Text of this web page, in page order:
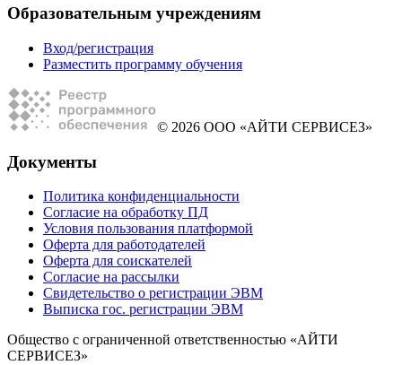
Образовательным учреждениям
Вход/регистрация
Разместить программу обучения
© 2026 ООО «АЙТИ СЕРВИСЕЗ»
Документы
Политика конфиденциальности
Согласие на обработку ПД
Условия пользования платформой
Оферта для работодателей
Оферта для соискателей
Согласие на рассылки
Свидетельство о регистрации ЭВМ
Выписка гос. регистрации ЭВМ
Общество с ограниченной ответственностью «АЙТИ
СЕРВИСЕЗ»